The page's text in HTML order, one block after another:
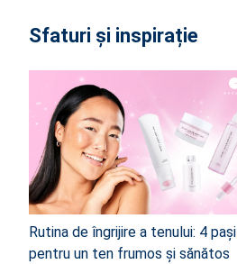
Sfaturi și inspirație
Rutina de îngrijire a tenului: 4 pași
pentru un ten frumos și sănătos